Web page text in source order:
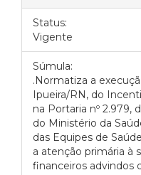
Status:
Vigente
Súmula:
.Normatiza a
Ipueira/RN, do
na Portaria nº 2.979,
do Ministério da
das Equipes de
a atenção primária à
financeiros advindos